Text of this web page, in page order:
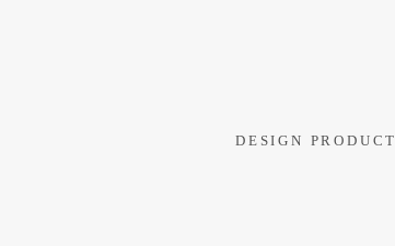
DESIGN PRODUCT